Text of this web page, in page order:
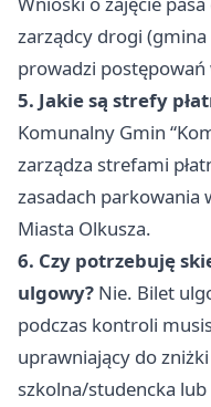
zarządcy drogi
prowadzi postępowań
5. Jakie są strefy
Komunalny Gmin
zarządza strefami
zasadach parkowania
Miasta Olkusza.
6. Czy potrzebuję
ulgowy? Nie. Bilet
podczas kontroli
uprawniający do
szkolna/studencka